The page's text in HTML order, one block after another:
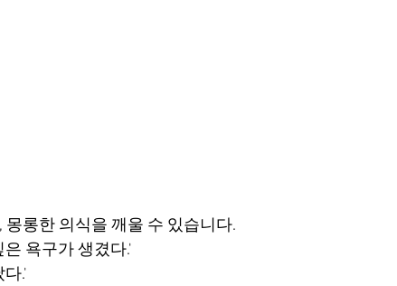
롱한 의식을 깨울 수 있습니다.
욕구가 생겼다.'
.'